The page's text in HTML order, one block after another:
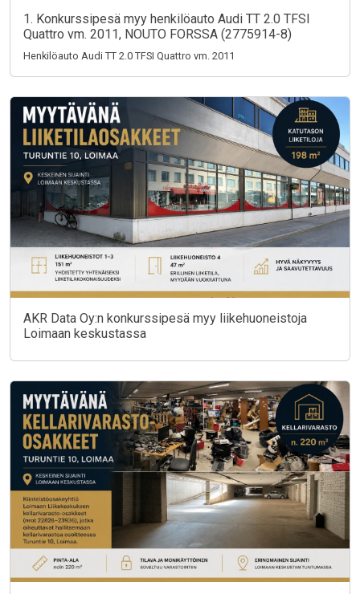
1. Konkurssipesä myy henkilöauto Audi TT 2.0 TFSI
Quattro vm. 2011, NOUTO FORSSA (2775914-8)
Henkilöauto Audi TT 2.0 TFSI Quattro vm. 2011
AKR Data Oy:n konkurssipesä myy liikehuoneistoja
Loimaan keskustassa